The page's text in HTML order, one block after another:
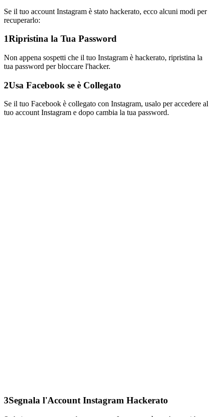
Se il tuo account Instagram è stato hackerato, ecco alcuni modi per
recuperarlo:
1Ripristina la Tua Password
Non appena sospetti che il tuo Instagram è hackerato, ripristina la
tua password per bloccare l'hacker.
2Usa Facebook se è Collegato
Se il tuo Facebook è collegato con Instagram, usalo per accedere al
tuo account Instagram e dopo cambia la tua password.
3Segnala l'Account Instagram Hackerato